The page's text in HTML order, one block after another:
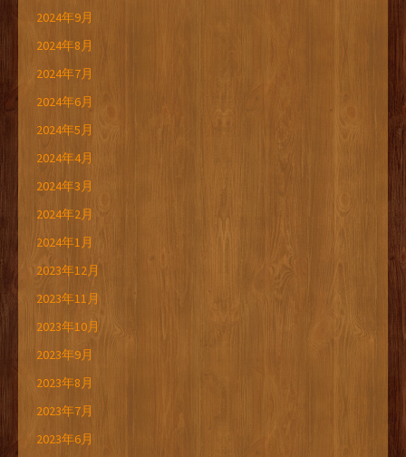
2024年9月
2024年8月
2024年7月
2024年6月
2024年5月
2024年4月
2024年3月
2024年2月
2024年1月
2023年12月
2023年11月
2023年10月
2023年9月
2023年8月
2023年7月
2023年6月